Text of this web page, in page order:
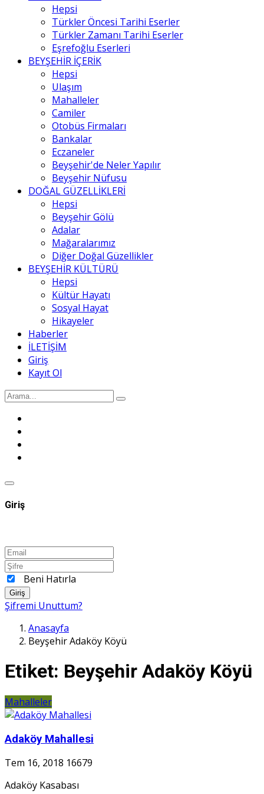
Hepsi
Türkler Öncesi Tarihi Eserler
Türkler Zamanı Tarihi Eserler
Eşrefoğlu Eserleri
BEYŞEHİR İÇERİK
Hepsi
Ulaşım
Mahalleler
Camiler
Otobüs Firmaları
Bankalar
Eczaneler
Beyşehir'de Neler Yapılır
Beyşehir Nüfusu
DOĞAL GÜZELLİKLERİ
Hepsi
Beyşehir Gölü
Adalar
Mağaralarımız
Diğer Doğal Güzellikler
BEYŞEHİR KÜLTÜRÜ
Hepsi
Kültür Hayatı
Sosyal Hayat
Hikayeler
Haberler
İLETİŞİM
Giriş
Kayıt Ol
Giriş
Beni Hatırla
Giriş
Şifremi Unuttum?
Anasayfa
Beyşehir Adaköy Köyü
Etiket: Beyşehir Adaköy Köyü
Mahalleler
Adaköy Mahallesi
Tem 16, 2018 16679
Adaköy Kasabası